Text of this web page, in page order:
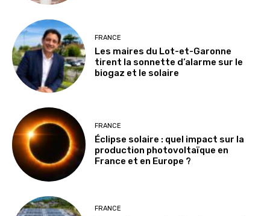
FRANCE
Les maires du Lot-et-Garonne
tirent la sonnette d’alarme sur le
biogaz et le solaire
FRANCE
Éclipse solaire : quel impact sur la
production photovoltaïque en
France et en Europe ?
FRANCE